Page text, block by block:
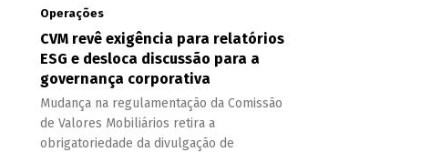
Operações
CVM revê exigência para relatórios
ESG e desloca discussão para a
governança corporativa
Mudança na regulamentação da Comissão
de Valores Mobiliários retira a
obrigatoriedade da divulgação de